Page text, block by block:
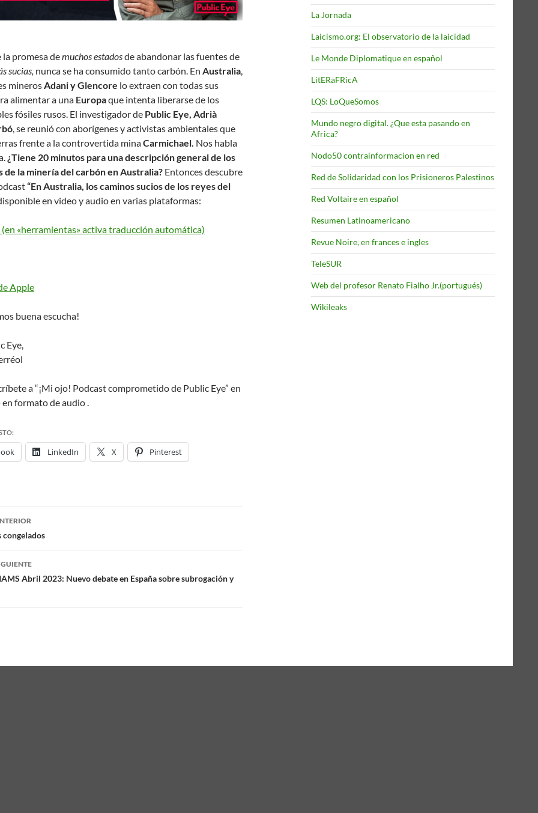
la promesa demuchos estadosde abandonar las fuentes de
sucias, nunca se ha consumido tanto carbón. En Australia
mineros Adani y Glencore lo extraen con todas sus
alimentar a una Europaque intenta liberarse de los
fósiles rusos. El investigador de Public Eye, Adrià
, se reunió con aborígenes y activistas ambientales que
frente a la controvertida minaCarmichael. Nos habla
¿Tiene 20 minutos para una descripción general de los
de la minería del carbón en Australia? Entonces descubre
“En Australia, los caminos sucios de los reyes del
en video y audio en varias plataformas:
«herramientas» activa traducción automática)
Apple
buena escucha!
Eye,
a “¡Mi ojo! Podcast comprometido de Public Eye” en
formato de audio .
LinkedIn X Pinterest
congelados
Abril 2023: Nuevo debate en España sobre subrogación y
La Jornada
Laicismo.org: El observatorio de la laicidad
Le Monde Diplomatique en español
LitERaFRicA
LQS: LoQueSomos
Mundo negro digital. ¿Que esta pasando en
Africa?
Nodo50 contrainformacion en red
Red de Solidaridad con los Prisioneros Palestinos
Red Voltaire en español
Resumen Latinoamericano
Revue Noire, en frances e ingles
TeleSUR
Web del profesor Renato Fialho Jr.(portugués)
Wikileaks